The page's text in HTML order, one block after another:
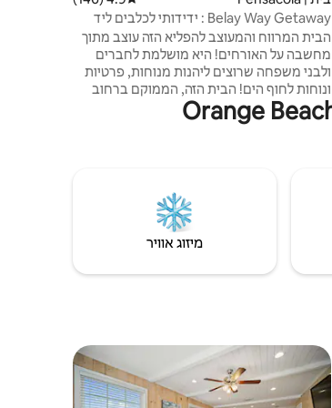
Belay Way Getaway : ידידותי לכלבים ליד
NAS וחופים
הבית המרווח והמעוצב להפליא הזה עוצב מתוך
מחשבה על האורחים! היא מושלמת לחברים
ולבני משפחה שרוצים ליהנות מנוחות, פרטיות
ונוחות לחוף הים! הבית הזה, הממוקם ברחוב
ללא מוצא, כולל מוצרי ניקוי בטוחים יותר וחצר
אחורית מגודרת שבה אפשר להירגע וליהנות
מיזוג אוויר